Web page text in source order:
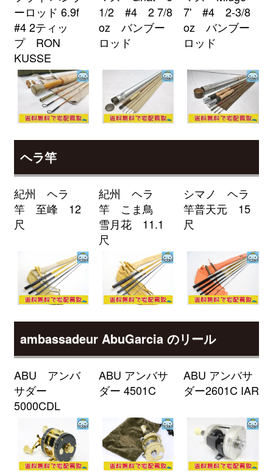
釣具買取クーポンturi20260404-
02 （2026/04/30迄）
2026/04/04
ローランス Elite-7Ti GPS魚探 未
使用
釣具買取クーポン
turi20260404-
（2026/04/30迄）
24,000円
ローランス HDS7 GEN2 TOUCH
魚探 未使用
釣具買取クーポンturi20260404-
04 （2026/04/30迄）
24,000円
2026/04/04
ローランス Elite-4X HDI 魚探 未
使用
釣具買取クーポンturi20260404-
05
（2026/04/30迄）
シマノ 電動リール 24 フォースマ
スター 2000 未使用
釣具買取クーポン
turi20260401
（2026/04/30迄）
34,500円
シマノ 電動リール 25 フォースマ
スター 300DH 未使用
釣具買取クーポンg-
turi20260402（2026/04/30迄）
33,000円
2026/04/04
シマノ 電動リール 23 フォースマ
スター 601DH 未使用
釣具買取クーポンg-
turi20260403
33,000円
2026/04/04
シマノ 電動リール 23 フォースマ
スター 601 未使用
釣具買取クーポン
g-
turi20260404（2026/04/30迄）
2026/04/04
ーロッド 6.9f
#4 2ティッ
プ RON
KUSSE
1/2 #4 2 7/8
oz バンブー
ロッド
7' #4 2-3/8
oz バンブー
ロッド
ヘラ竿
紀州 ヘラ
竿 至峰 12
尺
紀州 ヘラ
竿 こま鳥
雪月花 11.1
尺
シマノ ヘラ
竿普天元 15
尺
ambassadeur AbuGarcia のリール
ABU アンバ
サダー
5000CDL
ABU アンバサ
ダー 4501C
ABU アンバサ
ダー2601C IAR